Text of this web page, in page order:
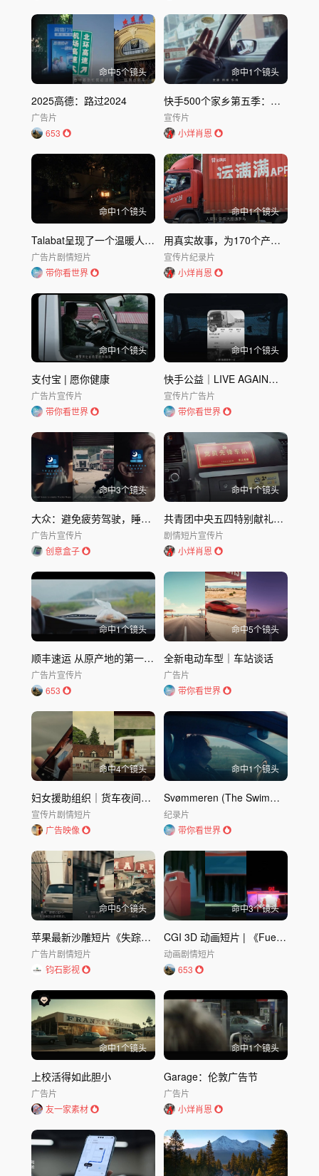
命中5个镜头
2025高德：路过2024
广告片
653
命中1个镜头
快手500个家乡第五季：「大同」不争
宣传片
小烊肖恩
命中1个镜头
Talabat呈现了一个温暖人心的故事｜暖心故事
广告片剧情短片
带你看世界
命中1个镜头
用真实故事，为170个产业带来活力
宣传片纪录片
小烊肖恩
命中1个镜头
支付宝 | 愿你健康
广告片宣传片
带你看世界
命中1个镜头
快手公益｜LIVE AGAIN应急供氧站
宣传片广告片
带你看世界
命中3个镜头
大众：避免疲劳驾驶，睡得越多赚的越多！
广告片宣传片
创意盒子
命中1个镜头
共青团中央五四特别献礼《重逢》
剧情短片宣传片
小烊肖恩
命中1个镜头
顺丰速运 从原产地的第一公里奔向五湖四海
广告片宣传片
653
命中5个镜头
全新电动车型｜车站谈话
广告片
带你看世界
命中4个镜头
妇女援助组织｜货车夜间警告
宣传片剧情短片
广告映像
命中1个镜头
Svømmeren (The Swimmer)-Svømmeren（游泳运动员）
纪录片
带你看世界
命中5个镜头
苹果最新沙雕短片《失踪的电脑》
广告片剧情短片
钧石影视
命中3个镜头
CGI 3D 动画短片 | 《Fuelled》 | 寻凶复仇记
动画剧情短片
653
命中1个镜头
上校活得如此胆小
广告片
友一家素材
命中1个镜头
Garage：伦敦广告节
广告片
小烊肖恩